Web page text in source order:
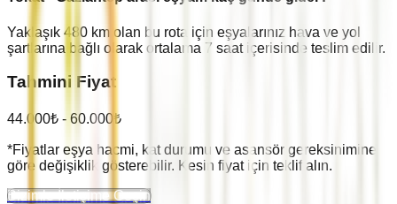
Yaklaşık 480 km olan bu rota için eşyalarınız hava ve yol
şartlarına bağlı olarak ortalama 7 saat içerisinde teslim edilir.
Tahmini Fiyat
44.000₺ - 60.000 ₺
*Fiyatlar eşya hacmi, kat durumu ve asansör gereksinimine
göre değişiklik gösterebilir. Kesin fiyat için teklif alın.
Bizimle İletişime Geçin